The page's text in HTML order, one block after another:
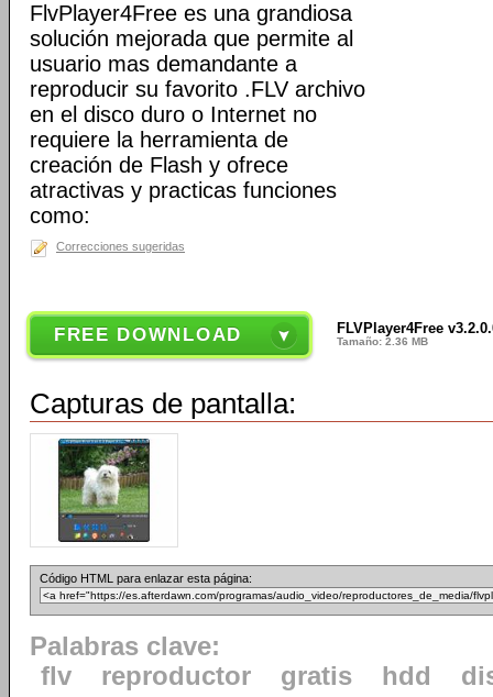
FlvPlayer4Free es una grandiosa
solución mejorada que permite al
usuario mas demandante a
reproducir su favorito .FLV archivo
en el disco duro o Internet no
requiere la herramienta de
creación de Flash y ofrece
atractivas y practicas funciones
como:
Correcciones sugeridas
FREE DOWNLOAD FLVPlayer4Free
Tamaño: 2.36 MB
Capturas de pantalla:
Código HTML para enlazar esta página:
Palabras clave:
flv
reproductor gratis hdd